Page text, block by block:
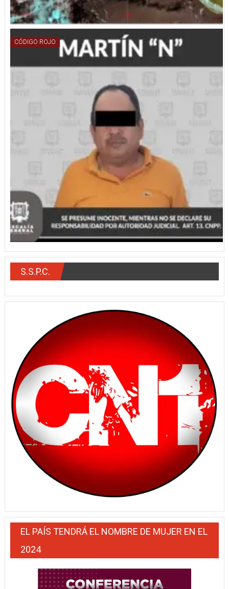
CÓDIGO ROJO
S.S.P.C.
EL PAÍS TENDRÁ EL NOMBRE DE MUJER EN EL
2024